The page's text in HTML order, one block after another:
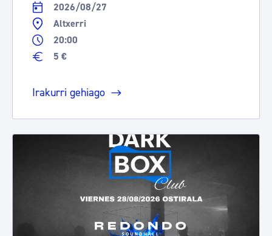
2026/08/27
Altxerri
20:00
5 €
Irakurri gehiago